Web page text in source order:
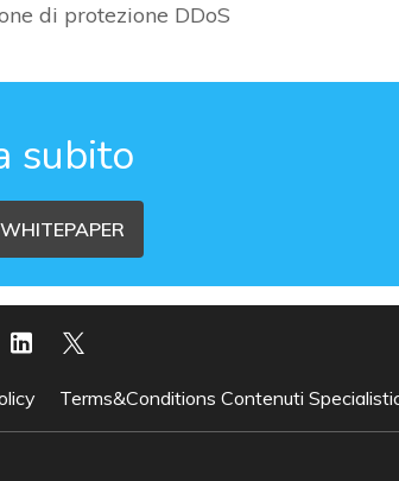
di protezione DDoS
subito
Terms&Conditions Contenuti